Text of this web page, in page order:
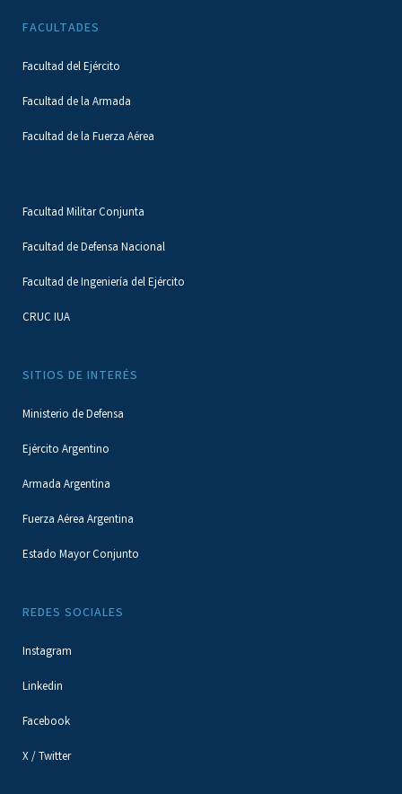
FACULTADES
Facultad del Ejército
Facultad de la Armada
Facultad de la Fuerza Aérea
Facultad Militar Conjunta
Facultad de Defensa Nacional
Facultad de Ingeniería del Ejército
CRUC IUA
SITIOS DE INTERÉS
Ministerio de Defensa
Ejército Argentino
Armada Argentina
Fuerza Aérea Argentina
Estado Mayor Conjunto
REDES SOCIALES
Instagram
Linkedin
Facebook
X / Twitter